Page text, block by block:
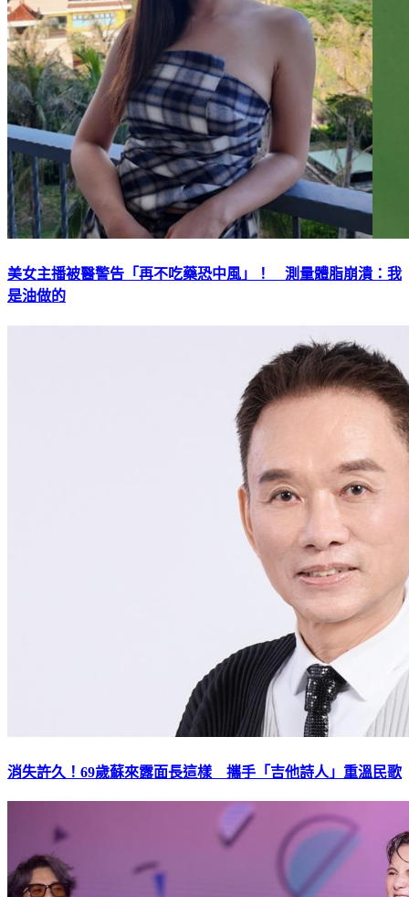
美女主播被醫警告「再不吃藥恐中風」！ 測量體脂崩潰：我
是油做的
消失許久！69歲蘇來露面長這樣 攜手「吉他詩人」重溫民歌